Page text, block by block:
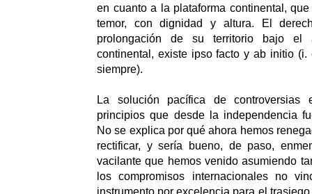
en cuanto a la plataforma continental,
temor, con dignidad y altura. El
prolongación de su territorio bajo el
continental, existe ipso facto y ab initio
siempre).
La solución pacífica de
principios que desde la independencia
No se explica por qué ahora hemos
rectificar, y sería bueno, de paso,
vacilante que hemos venido asumiendo
los compromisos internacionales no